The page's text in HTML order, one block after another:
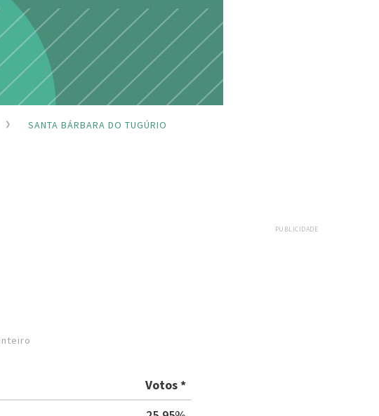
SANTA BÁRBARA DO TUGÚRIO
PUBLICIDADE
Votos *